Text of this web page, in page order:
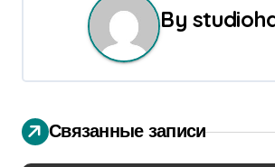
и
я
By
Связанные записи